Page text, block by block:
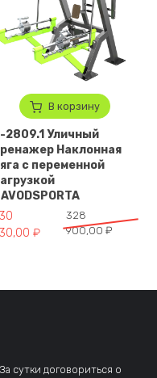
364 550,00 ₽.
В корзину
2809.1 Уличный
Наклонная
с переменной
328
900,00 ₽
цена
₽
цена: 230 230,00 ₽.
сутки договориться о